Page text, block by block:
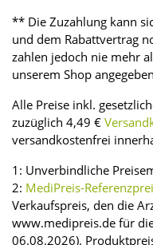
** Die Zuzahlung kann
und dem Rabattvertrag
zahlen jedoch nie mehr
unserem Shop
Alle Preise inkl.
zuzüglich 4,49 €
versandkostenfrei
1: Unverbindliche
2: MediPreis-
Verkaufspreis, den die
www.medipreis.de für
06.08.2026).